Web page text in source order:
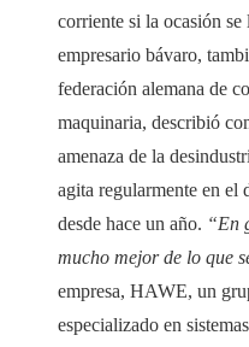
corriente si la ocasión
empresario bávaro,
federación alemana de
maquinaria, describió
amenaza de la
agita regularmente en el
desde hace un año. “En
mucho mejor de lo que
empresa, HAWE, un
especializado en